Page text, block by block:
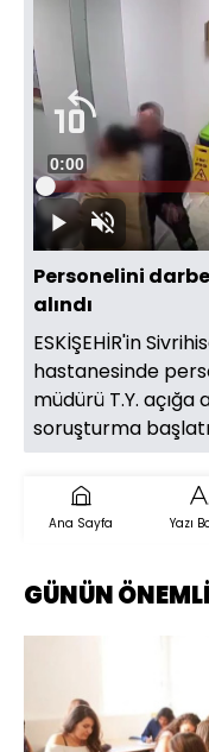
DuraklatSesi
Aç
Süre
0:00
Yüklendi:
2.16%
Personelini
alındı
ESKİŞEHİR'in
hastanesinde
müdürü T.Y. açığa
soruşturma
Ana Sayfa Yazı
GÜNÜN